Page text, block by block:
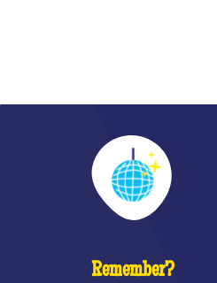
Remember?